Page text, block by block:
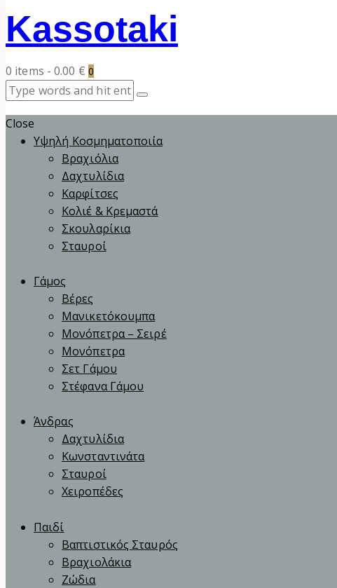
Kassotaki
0 items - 0.00 € 0
Close
Υψηλή Κοσμηματοποιία
Βραχιόλια
Δαχτυλίδια
Καρφίτσες
Κολιέ & Κρεμαστά
Σκουλαρίκια
Σταυροί
Γάμος
Βέρες
Μανικετόκουμπα
Μονόπετρα – Σειρέ
Μονόπετρα
Σετ Γάμου
Στέφανα Γάμου
Άνδρας
Δαχτυλίδια
Κωνσταντινάτα
Σταυροί
Χειροπέδες
Παιδί
Βαπτιστικός Σταυρός
Βραχιολάκια
Ζώδια